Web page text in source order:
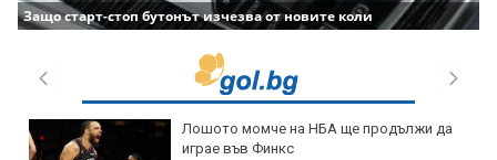
Защо старт-стоп бутонът изчезва от новите коли
Лошото момче на НБА ще продължи да
играе във Финкс